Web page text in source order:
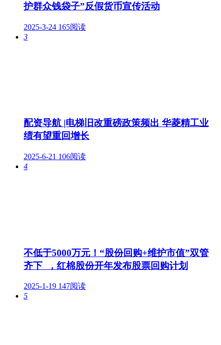
护群众钱袋子”反假货币宣传活动
2025-3-24 165阅读
3
配资导航 |电梯旧改重磅政策频出 华菱精工业
绩有望重回增长
2025-6-21 106阅读
4
不低于5000万元！“股份回购+维护市值”双管
齐下 ，红棉股份开年发布股票回购计划
2025-1-19 147阅读
5